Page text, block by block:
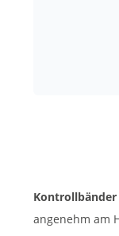
angenehm am